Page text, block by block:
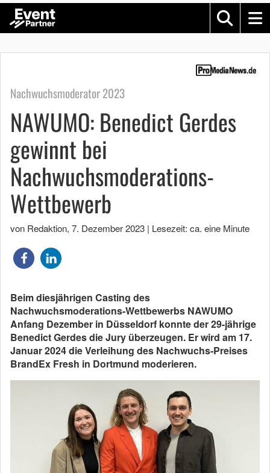
Nachwuchsmoderator 2023
NAWUMO: Benedict Gerdes
gewinnt bei
Nachwuchsmoderations-
Wettbewerb
von Redaktion, 7. Dezember 2023 | Lesezeit: ca. eine Minute
Beim diesjährigen Casting des
Nachwuchsmoderations-Wettbewerbs NAWUMO
Anfang Dezember in Düsseldorf konnte der 29-jährige
Benedict Gerdes die Jury überzeugen. Er wird am 17.
Januar 2024 die Verleihung des Nachwuchs-Preises
BrandEx Fresh in Dortmund moderieren.